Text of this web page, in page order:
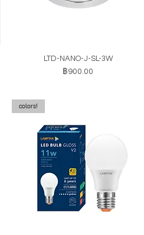
ดูข้อมูลด่วน
LTD-NANO-J-SL-3W
ราคา
฿900.00
colors!